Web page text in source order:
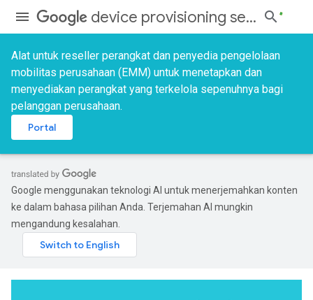
device provisioning services
Alat untuk reseller perangkat dan penyedia pengelolaan
mobilitas perusahaan (EMM) untuk menetapkan dan
menyediakan perangkat yang terkelola sepenuhnya bagi
pelanggan perusahaan.
Portal
Google menggunakan teknologi AI untuk menerjemahkan konten
ke dalam bahasa pilihan Anda. Terjemahan AI mungkin
mengandung kesalahan.